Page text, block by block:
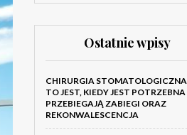
Ostatnie wpisy
CHIRURGIA
TO JEST, KIEDY JEST POTRZEBNA
PRZEBIEGAJĄ ZABIEGI ORAZ
REKONWALESCENCJA